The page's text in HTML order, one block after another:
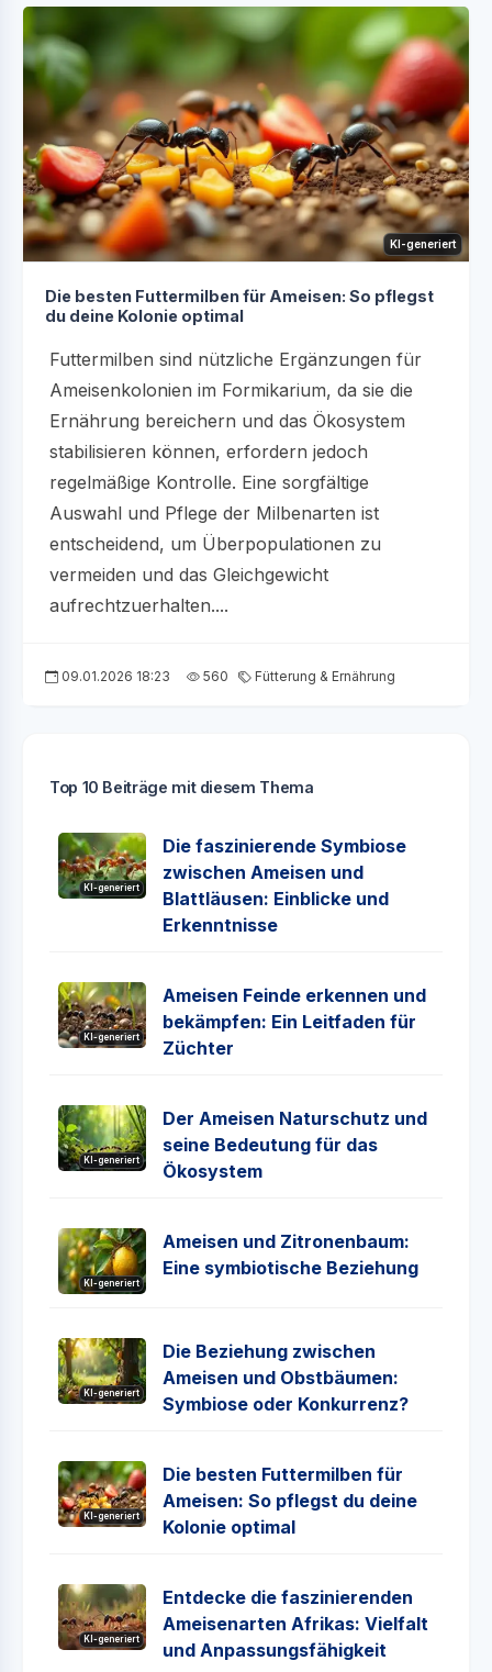
KI-generiert
Die besten Futtermilben für Ameisen: So pflegst
du deine Kolonie optimal
Futtermilben sind nützliche Ergänzungen für
Ameisenkolonien im Formikarium, da sie die
Ernährung bereichern und das Ökosystem
stabilisieren können, erfordern jedoch
regelmäßige Kontrolle. Eine sorgfältige
Auswahl und Pflege der Milbenarten ist
entscheidend, um Überpopulationen zu
vermeiden und das Gleichgewicht
aufrechtzuerhalten....
09.01.2026 18:23 560 Fütterung & Ernährung
Top 10 Beiträge mit diesem Thema
KI-generiert
Die faszinierende Symbiose
zwischen Ameisen und
Blattläusen: Einblicke und
Erkenntnisse
KI-generiert
Ameisen Feinde erkennen und
bekämpfen: Ein Leitfaden für
Züchter
KI-generiert
Der Ameisen Naturschutz und
seine Bedeutung für das
Ökosystem
KI-generiert
Ameisen und Zitronenbaum:
Eine symbiotische Beziehung
KI-generiert
Die Beziehung zwischen
Ameisen und Obstbäumen:
Symbiose oder Konkurrenz?
KI-generiert
Die besten Futtermilben für
Ameisen: So pflegst du deine
Kolonie optimal
KI-generiert
Entdecke die faszinierenden
Ameisenarten Afrikas: Vielfalt
und Anpassungsfähigkeit